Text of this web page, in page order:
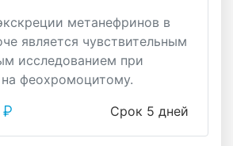
метанефринов в
является чувствительным
исследованием при
феохромоцитому.
Срок 5 дней
₽